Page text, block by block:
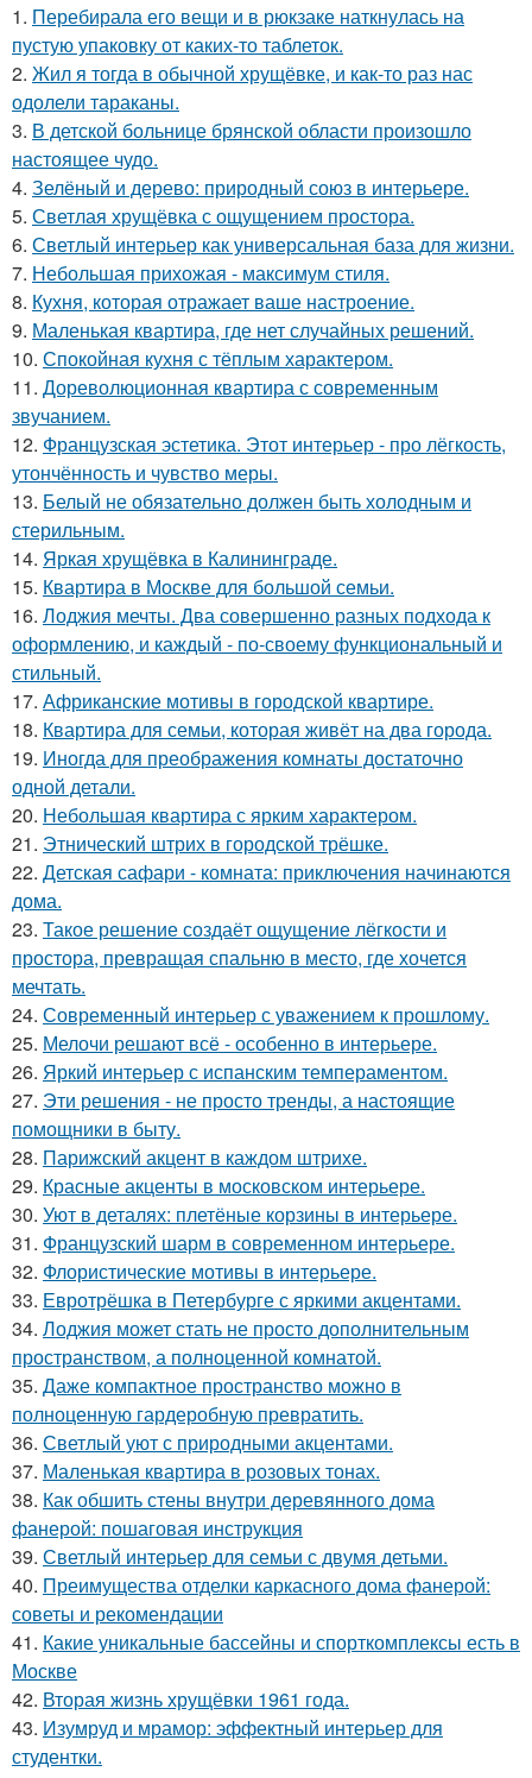
1. Перебирала его вещи и в рюкзаке наткнулась на
пустую упаковку от каких-то таблеток.
2. Жил я тогда в обычной хрущёвке, и как-то раз нас
одолели тараканы.
3. В детской больнице брянской области произошло
настоящее чудо.
4. Зелёный и дерево: природный союз в интерьере.
5. Светлая хрущёвка с ощущением простора.
6. Светлый интерьер как универсальная база для жизни.
7. Небольшая прихожая - максимум стиля.
8. Кухня, которая отражает ваше настроение.
9. Маленькая квартира, где нет случайных решений.
10. Спокойная кухня с тёплым характером.
11. Дореволюционная квартира с современным
звучанием.
12. Французская эстетика. Этот интерьер - про лёгкость,
утончённость и чувство меры.
13. Белый не обязательно должен быть холодным и
стерильным.
14. Яркая хрущёвка в Калининграде.
15. Квартира в Москве для большой семьи.
16. Лоджия мечты. Два совершенно разных подхода к
оформлению, и каждый - по-своему функциональный и
стильный.
17. Африканские мотивы в городской квартире.
18. Квартира для семьи, которая живёт на два города.
19. Иногда для преображения комнаты достаточно
одной детали.
20. Небольшая квартира с ярким характером.
21. Этнический штрих в городской трёшке.
22. Детская сафари - комната: приключения начинаются
дома.
23. Такое решение создаёт ощущение лёгкости и
простора, превращая спальню в место, где хочется
мечтать.
24. Современный интерьер с уважением к прошлому.
25. Мелочи решают всё - особенно в интерьере.
26. Яркий интерьер с испанским темпераментом.
27. Эти решения - не просто тренды, а настоящие
помощники в быту.
28. Парижский акцент в каждом штрихе.
29. Красные акценты в московском интерьере.
30. Уют в деталях: плетёные корзины в интерьере.
31. Французский шарм в современном интерьере.
32. Флористические мотивы в интерьере.
33. Евротрёшка в Петербурге с яркими акцентами.
34. Лоджия может стать не просто дополнительным
пространством, а полноценной комнатой.
35. Даже компактное пространство можно в
полноценную гардеробную превратить.
36. Светлый уют с природными акцентами.
37. Маленькая квартира в розовых тонах.
38. Как обшить стены внутри деревянного дома
фанерой: пошаговая инструкция
39. Светлый интерьер для семьи с двумя детьми.
40. Преимущества отделки каркасного дома фанерой:
советы и рекомендации
41. Какие уникальные бассейны и спорткомплексы есть в
Москве
42. Вторая жизнь хрущёвки 1961 года.
43. Изумруд и мрамор: эффектный интерьер для
студентки.